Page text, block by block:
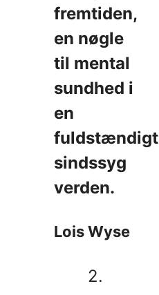
fremtiden,
en nøgle
til mental
sundhed i
en
fuldstændigt
sindssyg
verden.
Lois Wyse
2.